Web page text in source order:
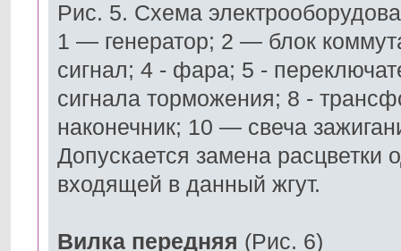
Рис. 5. Схема
1 — генератор; 2 — блок
сигнал; 4 - фара; 5 -
сигнала торможения; 8 -
наконечник; 10 — свеча
Допускается замена расцветки
входящей в данный жгут.
Вилка передняя (Рис. 6)